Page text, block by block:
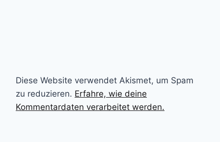
Diese Website verwendet Akismet, um Spam
zu reduzieren. Erfahre, wie deine
Kommentardaten verarbeitet werden.